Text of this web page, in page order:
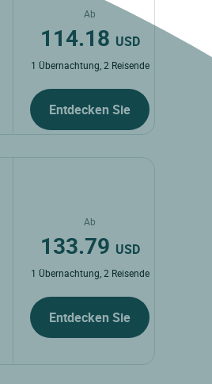
Ab
114.18 USD
1 Übernachtung, 2 Reisende
Entdecken Sie
Ab
133.79 USD
1 Übernachtung, 2 Reisende
Entdecken Sie